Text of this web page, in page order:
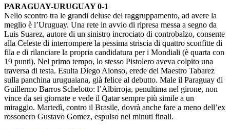
PARAGUAY-URUGUAY 0-1
Nello scontro tra le grandi deluse del raggruppamento, ad avere la
meglio è l’Uruguay. Una rete in avvio di ripresa messa a segno da
Luis Suarez, autore di un sinistro incrociato di controbalzo, consente
alla Celeste di interrompere la pessima striscia di quattro sconfitte di
fila e di rilanciare la propria candidatura per i Mondiali (è quarta con
19 punti). Nel primo tempo, lo stesso Pistolero aveva colpito una
traversa di testa. Esulta Diego Alonso, erede del Maestro Tabarez
sulla panchina uruguaiana, già felice al debutto. Male il Paraguay di
Guillermo Barros Schelotto: l’Albirroja, penultima nel girone, non
vince da sei giornate e vede il Qatar sempre più simile a un
miraggio. Martedì, contro il Brasile, dovrà anche fare a meno dell’ex
rossonero Gustavo Gomez, espulso nei minuti finali.